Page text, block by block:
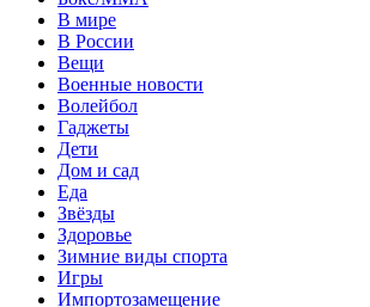
В мире
В России
Вещи
Военные новости
Волейбол
Гаджеты
Дети
Дом и сад
Еда
Звёзды
Здоровье
Зимние виды спорта
Игры
Импортозамещение